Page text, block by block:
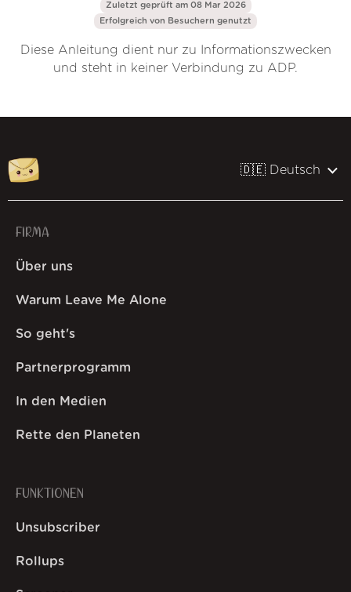
Zuletzt geprüft am 08 Mar 2026
Erfolgreich von Besuchern genutzt
Diese Anleitung dient nur zu Informationszwecken
und steht in keiner Verbindung zu ADP.
🇩🇪 Deutsch
FIRMA
Über uns
Warum Leave Me Alone
So geht's
Partnerprogramm
In den Medien
Rette den Planeten
FUNKTIONEN
Unsubscriber
Rollups